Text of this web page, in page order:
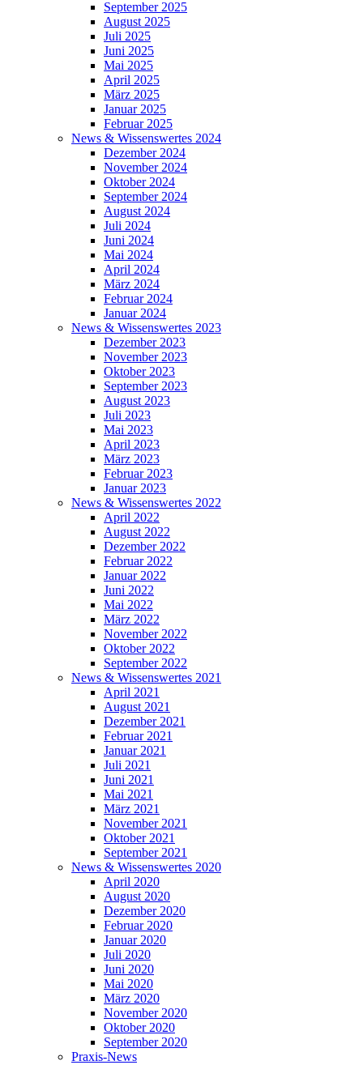
September 2025
August 2025
Juli 2025
Juni 2025
Mai 2025
April 2025
März 2025
Januar 2025
Februar 2025
News & Wissenswertes 2024
Dezember 2024
November 2024
Oktober 2024
September 2024
August 2024
Juli 2024
Juni 2024
Mai 2024
April 2024
März 2024
Februar 2024
Januar 2024
News & Wissenswertes 2023
Dezember 2023
November 2023
Oktober 2023
September 2023
August 2023
Juli 2023
Mai 2023
April 2023
März 2023
Februar 2023
Januar 2023
News & Wissenswertes 2022
April 2022
August 2022
Dezember 2022
Februar 2022
Januar 2022
Juni 2022
Mai 2022
März 2022
November 2022
Oktober 2022
September 2022
News & Wissenswertes 2021
April 2021
August 2021
Dezember 2021
Februar 2021
Januar 2021
Juli 2021
Juni 2021
Mai 2021
März 2021
November 2021
Oktober 2021
September 2021
News & Wissenswertes 2020
April 2020
August 2020
Dezember 2020
Februar 2020
Januar 2020
Juli 2020
Juni 2020
Mai 2020
März 2020
November 2020
Oktober 2020
September 2020
Praxis-News